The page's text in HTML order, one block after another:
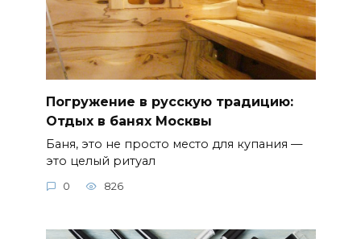
Погружение в русскую традицию:
Отдых в банях Москвы
Баня, это не просто место для купания —
это целый ритуал
0 826